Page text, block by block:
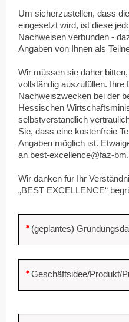
Um sicherzustellen, dass
eingesetzt wird, ist diese
Nachweisen verbunden -
Angaben von Ihnen als
Wir müssen sie daher
vollständig auszufüllen. Ihre
Nachweiszwecken bei der
Hessischen
selbstverständlich
Sie, dass eine kostenfreie
Angaben möglich ist.
an best-excellence@faz-
Wir danken für Ihr
„BEST EXCELLENCE“
(geplantes)
Geschäftsidee/Produkt/